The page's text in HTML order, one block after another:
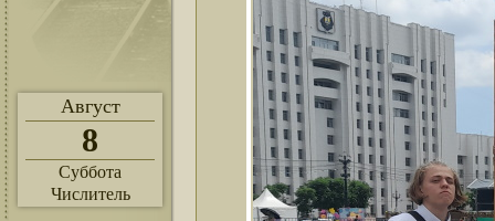
Август
8
Суббота
Числитель